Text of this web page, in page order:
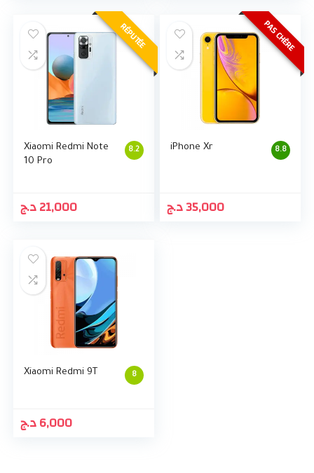
RÉPUTÉE
8.2
Xiaomi Redmi Note
10 Pro
21,000د.ج
PAS CHÈRE
8.8
iPhone Xr
35,000د.ج
8
Xiaomi Redmi 9T
6,000د.ج